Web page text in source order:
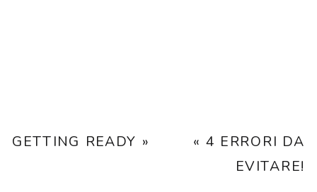
« 4 ERRORI DA
EVITARE!
GETTING READY »